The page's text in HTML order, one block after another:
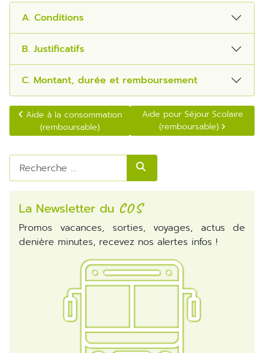
A. Conditions
B. Justificatifs
C. Montant, durée et remboursement
Article précédent : Aide à la consommation (remboursable)
Aide à la consommation
(remboursable)
Article suivant : Aide pour
Aide pour Séjour Scolaire
(remboursable)
Rechercher
La Newsletter du COS
Promos vacances, sorties, voyages, actus de
denière minutes, recevez nos alertes infos !